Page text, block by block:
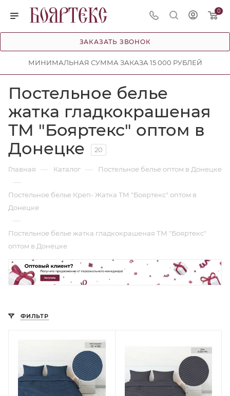
0
ЗАКАЗАТЬ ЗВОНОК
МИНИМАЛЬНАЯ СУММА ЗАКАЗА 15 000 РУБЛЕЙ
Постельное белье
жатка гладкокрашеная
ТМ "Бояртекс" оптом в
Донецке
20
Главная — Каталог — Постельное белье оптом в Донецке
—
Постельное белье Креп- Жатка ТМ "Бояртекс" оптом в
Донецке
—
Постельное белье жатка гладкокрашеная ТМ "Бояртекс"
оптом в Донецке
ФИЛЬТР